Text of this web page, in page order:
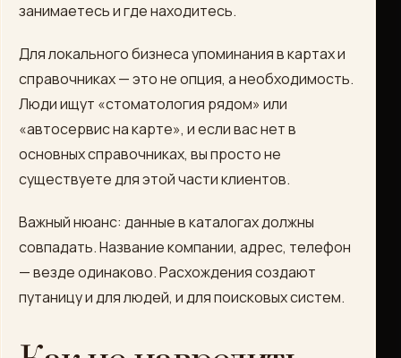
занимаетесь и где находитесь.
Для локального бизнеса упоминания в картах и
справочниках — это не опция, а необходимость.
Люди ищут «стоматология рядом» или
«автосервис на карте», и если вас нет в
основных справочниках, вы просто не
существуете для этой части клиентов.
Важный нюанс: данные в каталогах должны
совпадать. Название компании, адрес, телефон
— везде одинаково. Расхождения создают
путаницу и для людей, и для поисковых систем.